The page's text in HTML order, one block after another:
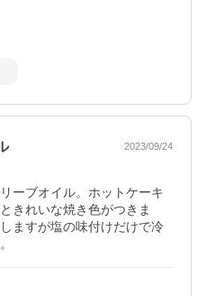
2023/09/24
ーブオイル。ホットケーキ
きれいな焼き色がつきま
ますが塩の味付けだけで冷